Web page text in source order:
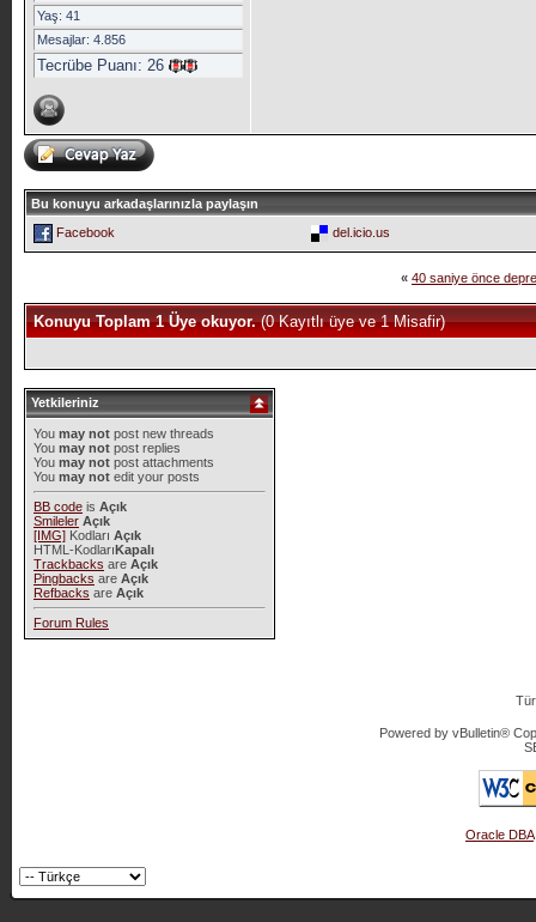
Yaş: 41
Mesajlar: 4.856
Tecrübe Puanı: 26
Bu konuyu arkadaşlarınızla paylaşın
Facebook
del.icio.us
« 40 saniye önce
Konuyu Toplam 1 Üye okuyor.(0 Kayıtlı üye ve 1 Misafir)
Yetkileriniz
You may notpost new threads
You may notpost replies
You may notpost attachments
You may notedit your posts
BB codeis Açık
Smileler Açık
[IMG]Kodları Açık
HTML-KodlarıKapalı
Trackbacks are Açık
Pingbacks are Açık
Refbacks are Açık
Forum Rules
Powered by vBulletin®
Oracle DBA